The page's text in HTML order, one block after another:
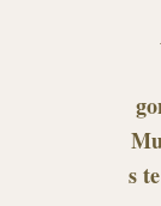
s